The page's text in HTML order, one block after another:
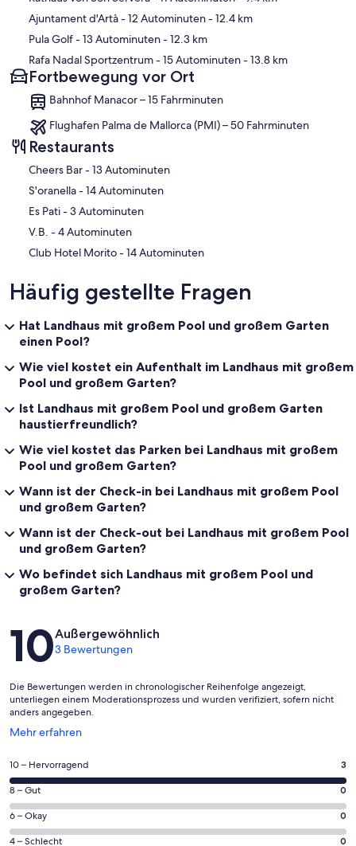
Ajuntament d'Artà- 12 Autominuten- 12.4 km
Pula Golf- 13 Autominuten- 12.3 km
Rafa Nadal Sportzentrum- 15 Autominuten- 13.8 km
Fortbewegung vor Ort
Bahnhof Manacor – 15 Fahrminuten
Flughafen Palma de Mallorca (PMI) – 50 Fahrminuten
Restaurants
‪Cheers Bar - ‬13 Autominuten
‪S'oranella - ‬14 Autominuten
‪Es Pati - ‬3 Autominuten
‪V.B. - ‬4 Autominuten
‪Club Hotel Morito - ‬14 Autominuten
Häufig gestellte Fragen
Hat Landhaus mit großem Pool und großem Garten
einen Pool?
Wie viel kostet ein Aufenthalt im Landhaus mit großem
Pool und großem Garten?
Ist Landhaus mit großem Pool und großem Garten
haustierfreundlich?
Wie viel kostet das Parken bei Landhaus mit großem
Pool und großem Garten?
Wann ist der Check-in bei Landhaus mit großem Pool
und großem Garten?
Wann ist der Check-out bei Landhaus mit großem Pool
und großem Garten?
Wo befindet sich Landhaus mit großem Pool und
großem Garten?
Bewertungen
10Außergewöhnlich
3 Bewertungen
Die Bewertungen werden in chronologischer Reihenfolge angezeigt,
unterliegen einem Moderationsprozess und wurden verifiziert, sofern nicht
anders angegeben.
Mehr erfahren
Wird
einem
neuen
Fenster
geöffnet
3
von
insgesamt
3
Gästebewertungen
10 – Hervorragend 3
0
von
insgesamt
3
8 – Gut 0
0
von
6 – Okay 0
0
4 – Schlecht 0